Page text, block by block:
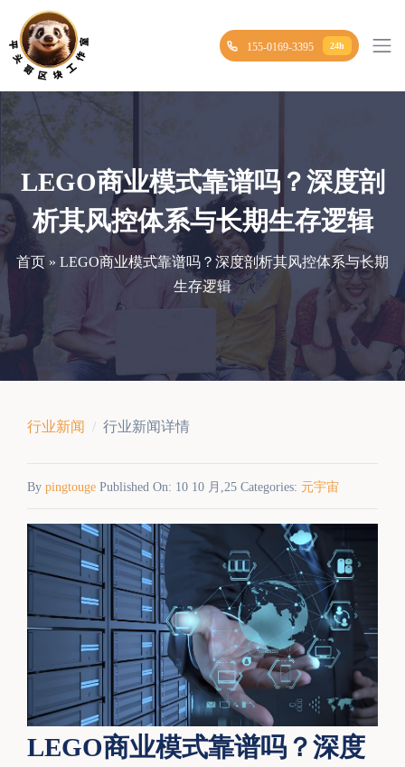
155-0169-3395 24h
LEGO商业模式靠谱吗？深度剖
析其风控体系与长期生存逻辑
首页 » LEGO商业模式靠谱吗？深度剖析其风控体系与长期
生存逻辑
行业新闻 行业新闻详情
By pingtouge Published On: 10 10 月,25 Categories: 元宇宙
LEGO商业模式靠谱吗？深度